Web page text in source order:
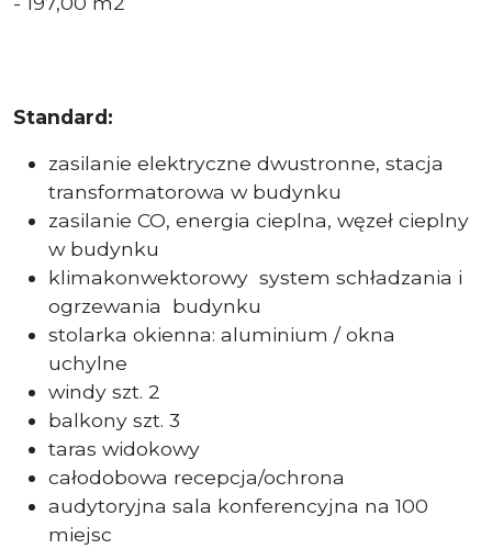
Standard:
zasilanie elektryczne dwustronne, stacja
transformatorowa w budynku
zasilanie CO, energia cieplna, węzeł cieplny
w budynku
klimakonwektorowy system schładzania i
ogrzewania budynku
stolarka okienna: aluminium / okna
uchylne
windy szt. 2
balkony szt. 3
taras widokowy
całodobowa recepcja/ochrona
audytoryjna sala konferencyjna na 100
miejsc